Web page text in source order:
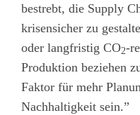
bestrebt, die Supply
krisensicher zu
oder langfristig CO2-
Produktion beziehen
Faktor für mehr
Nachhaltigkeit sein.”